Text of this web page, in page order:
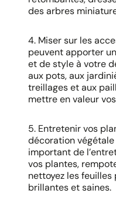
des arbres
4. Miser sur les
peuvent apporter
et de style à votre
aux pots, aux
treillages et aux
mettre en valeur
5. Entretenir vos
décoration
important de
vos plantes,
nettoyez les feuilles
brillantes et saines.